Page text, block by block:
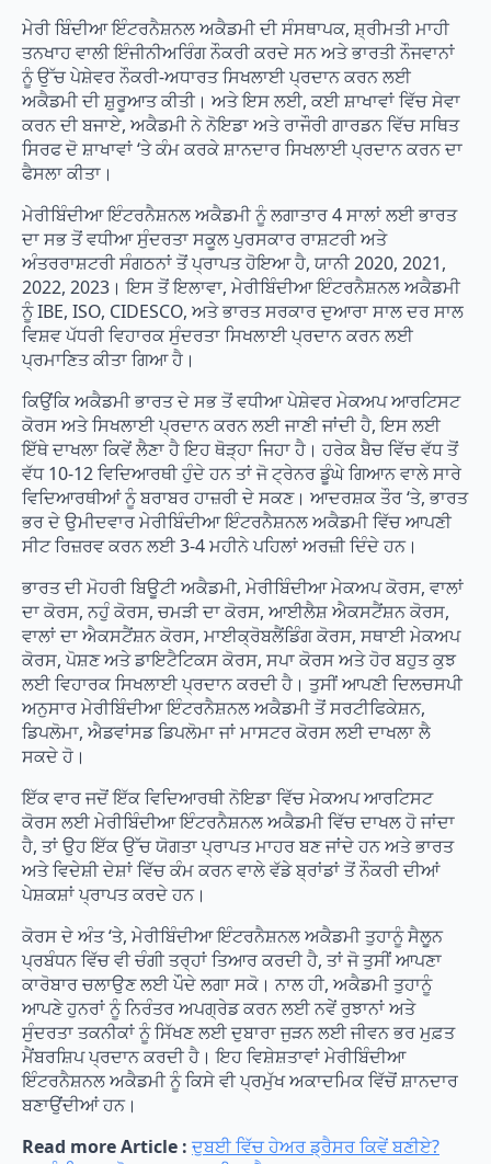
ਮੇਰੀ ਬਿੰਦੀਆ ਇੰਟਰਨੈਸ਼ਨਲ ਅਕੈਡਮੀ ਦੀ ਸੰਸਥਾਪਕ, ਸ਼੍ਰੀਮਤੀ ਮਾਹੀ
ਤਨਖਾਹ ਵਾਲੀ ਇੰਜੀਨੀਅਰਿੰਗ ਨੌਕਰੀ ਕਰਦੇ ਸਨ ਅਤੇ ਭਾਰਤੀ ਨੌਜਵਾਨਾਂ
ਨੂੰ ਉੱਚ ਪੇਸ਼ੇਵਰ ਨੌਕਰੀ-ਅਧਾਰਤ ਸਿਖਲਾਈ ਪ੍ਰਦਾਨ ਕਰਨ ਲਈ
ਅਕੈਡਮੀ ਦੀ ਸ਼ੁਰੂਆਤ ਕੀਤੀ। ਅਤੇ ਇਸ ਲਈ, ਕਈ ਸ਼ਾਖਾਵਾਂ ਵਿੱਚ ਸੇਵਾ
ਕਰਨ ਦੀ ਬਜਾਏ, ਅਕੈਡਮੀ ਨੇ ਨੋਇਡਾ ਅਤੇ ਰਾਜੌਰੀ ਗਾਰਡਨ ਵਿੱਚ ਸਥਿਤ
ਸਿਰਫ ਦੋ ਸ਼ਾਖਾਵਾਂ ‘ਤੇ ਕੰਮ ਕਰਕੇ ਸ਼ਾਨਦਾਰ ਸਿਖਲਾਈ ਪ੍ਰਦਾਨ ਕਰਨ ਦਾ
ਫੈਸਲਾ ਕੀਤਾ।
ਮੇਰੀਬਿੰਦੀਆ ਇੰਟਰਨੈਸ਼ਨਲ ਅਕੈਡਮੀ ਨੂੰ ਲਗਾਤਾਰ 4 ਸਾਲਾਂ ਲਈ ਭਾਰਤ
ਦਾ ਸਭ ਤੋਂ ਵਧੀਆ ਸੁੰਦਰਤਾ ਸਕੂਲ ਪੁਰਸਕਾਰ ਰਾਸ਼ਟਰੀ ਅਤੇ
ਅੰਤਰਰਾਸ਼ਟਰੀ ਸੰਗਠਨਾਂ ਤੋਂ ਪ੍ਰਾਪਤ ਹੋਇਆ ਹੈ, ਯਾਨੀ 2020, 2021,
2022, 2023। ਇਸ ਤੋਂ ਇਲਾਵਾ, ਮੇਰੀਬਿੰਦੀਆ ਇੰਟਰਨੈਸ਼ਨਲ ਅਕੈਡਮੀ
ਨੂੰ IBE, ISO, CIDESCO, ਅਤੇ ਭਾਰਤ ਸਰਕਾਰ ਦੁਆਰਾ ਸਾਲ ਦਰ ਸਾਲ
ਵਿਸ਼ਵ ਪੱਧਰੀ ਵਿਹਾਰਕ ਸੁੰਦਰਤਾ ਸਿਖਲਾਈ ਪ੍ਰਦਾਨ ਕਰਨ ਲਈ
ਪ੍ਰਮਾਣਿਤ ਕੀਤਾ ਗਿਆ ਹੈ।
ਕਿਉਂਕਿ ਅਕੈਡਮੀ ਭਾਰਤ ਦੇ ਸਭ ਤੋਂ ਵਧੀਆ ਪੇਸ਼ੇਵਰ ਮੇਕਅਪ ਆਰਟਿਸਟ
ਕੋਰਸ ਅਤੇ ਸਿਖਲਾਈ ਪ੍ਰਦਾਨ ਕਰਨ ਲਈ ਜਾਣੀ ਜਾਂਦੀ ਹੈ, ਇਸ ਲਈ
ਇੱਥੇ ਦਾਖਲਾ ਕਿਵੇਂ ਲੈਣਾ ਹੈ ਇਹ ਥੋੜ੍ਹਾ ਜਿਹਾ ਹੈ। ਹਰੇਕ ਬੈਚ ਵਿੱਚ ਵੱਧ ਤੋਂ
ਵੱਧ 10-12 ਵਿਦਿਆਰਥੀ ਹੁੰਦੇ ਹਨ ਤਾਂ ਜੋ ਟ੍ਰੇਨਰ ਡੂੰਘੇ ਗਿਆਨ ਵਾਲੇ ਸਾਰੇ
ਵਿਦਿਆਰਥੀਆਂ ਨੂੰ ਬਰਾਬਰ ਹਾਜ਼ਰੀ ਦੇ ਸਕਣ। ਆਦਰਸ਼ਕ ਤੌਰ ‘ਤੇ, ਭਾਰਤ
ਭਰ ਦੇ ਉਮੀਦਵਾਰ ਮੇਰੀਬਿੰਦੀਆ ਇੰਟਰਨੈਸ਼ਨਲ ਅਕੈਡਮੀ ਵਿੱਚ ਆਪਣੀ
ਸੀਟ ਰਿਜ਼ਰਵ ਕਰਨ ਲਈ 3-4 ਮਹੀਨੇ ਪਹਿਲਾਂ ਅਰਜ਼ੀ ਦਿੰਦੇ ਹਨ।
ਭਾਰਤ ਦੀ ਮੋਹਰੀ ਬਿਊਟੀ ਅਕੈਡਮੀ, ਮੇਰੀਬਿੰਦੀਆ ਮੇਕਅਪ ਕੋਰਸ, ਵਾਲਾਂ
ਦਾ ਕੋਰਸ, ਨਹੁੰ ਕੋਰਸ, ਚਮੜੀ ਦਾ ਕੋਰਸ, ਆਈਲੈਸ਼ ਐਕਸਟੈਂਸ਼ਨ ਕੋਰਸ,
ਵਾਲਾਂ ਦਾ ਐਕਸਟੈਂਸ਼ਨ ਕੋਰਸ, ਮਾਈਕ੍ਰੋਬਲੈਂਡਿੰਗ ਕੋਰਸ, ਸਥਾਈ ਮੇਕਅਪ
ਕੋਰਸ, ਪੋਸ਼ਣ ਅਤੇ ਡਾਇਟੈਟਿਕਸ ਕੋਰਸ, ਸਪਾ ਕੋਰਸ ਅਤੇ ਹੋਰ ਬਹੁਤ ਕੁਝ
ਲਈ ਵਿਹਾਰਕ ਸਿਖਲਾਈ ਪ੍ਰਦਾਨ ਕਰਦੀ ਹੈ। ਤੁਸੀਂ ਆਪਣੀ ਦਿਲਚਸਪੀ
ਅਨੁਸਾਰ ਮੇਰੀਬਿੰਦੀਆ ਇੰਟਰਨੈਸ਼ਨਲ ਅਕੈਡਮੀ ਤੋਂ ਸਰਟੀਫਿਕੇਸ਼ਨ,
ਡਿਪਲੋਮਾ, ਐਡਵਾਂਸਡ ਡਿਪਲੋਮਾ ਜਾਂ ਮਾਸਟਰ ਕੋਰਸ ਲਈ ਦਾਖਲਾ ਲੈ
ਸਕਦੇ ਹੋ।
ਇੱਕ ਵਾਰ ਜਦੋਂ ਇੱਕ ਵਿਦਿਆਰਥੀ ਨੋਇਡਾ ਵਿੱਚ ਮੇਕਅਪ ਆਰਟਿਸਟ
ਕੋਰਸ ਲਈ ਮੇਰੀਬਿੰਦੀਆ ਇੰਟਰਨੈਸ਼ਨਲ ਅਕੈਡਮੀ ਵਿੱਚ ਦਾਖਲ ਹੋ ਜਾਂਦਾ
ਹੈ, ਤਾਂ ਉਹ ਇੱਕ ਉੱਚ ਯੋਗਤਾ ਪ੍ਰਾਪਤ ਮਾਹਰ ਬਣ ਜਾਂਦੇ ਹਨ ਅਤੇ ਭਾਰਤ
ਅਤੇ ਵਿਦੇਸ਼ੀ ਦੇਸ਼ਾਂ ਵਿੱਚ ਕੰਮ ਕਰਨ ਵਾਲੇ ਵੱਡੇ ਬ੍ਰਾਂਡਾਂ ਤੋਂ ਨੌਕਰੀ ਦੀਆਂ
ਪੇਸ਼ਕਸ਼ਾਂ ਪ੍ਰਾਪਤ ਕਰਦੇ ਹਨ।
ਕੋਰਸ ਦੇ ਅੰਤ ‘ਤੇ, ਮੇਰੀਬਿੰਦੀਆ ਇੰਟਰਨੈਸ਼ਨਲ ਅਕੈਡਮੀ ਤੁਹਾਨੂੰ ਸੈਲੂਨ
ਪ੍ਰਬੰਧਨ ਵਿੱਚ ਵੀ ਚੰਗੀ ਤਰ੍ਹਾਂ ਤਿਆਰ ਕਰਦੀ ਹੈ, ਤਾਂ ਜੋ ਤੁਸੀਂ ਆਪਣਾ
ਕਾਰੋਬਾਰ ਚਲਾਉਣ ਲਈ ਪੌਦੇ ਲਗਾ ਸਕੋ। ਨਾਲ ਹੀ, ਅਕੈਡਮੀ ਤੁਹਾਨੂੰ
ਆਪਣੇ ਹੁਨਰਾਂ ਨੂੰ ਨਿਰੰਤਰ ਅਪਗ੍ਰੇਡ ਕਰਨ ਲਈ ਨਵੇਂ ਰੁਝਾਨਾਂ ਅਤੇ
ਸੁੰਦਰਤਾ ਤਕਨੀਕਾਂ ਨੂੰ ਸਿੱਖਣ ਲਈ ਦੁਬਾਰਾ ਜੁੜਨ ਲਈ ਜੀਵਨ ਭਰ ਮੁਫ਼ਤ
ਮੈਂਬਰਸ਼ਿਪ ਪ੍ਰਦਾਨ ਕਰਦੀ ਹੈ। ਇਹ ਵਿਸ਼ੇਸ਼ਤਾਵਾਂ ਮੇਰੀਬਿੰਦੀਆ
ਇੰਟਰਨੈਸ਼ਨਲ ਅਕੈਡਮੀ ਨੂੰ ਕਿਸੇ ਵੀ ਪ੍ਰਮੁੱਖ ਅਕਾਦਮਿਕ ਵਿੱਚੋਂ ਸ਼ਾਨਦਾਰ
ਬਣਾਉਂਦੀਆਂ ਹਨ।
Read more Article : ਦੁਬਈ ਵਿੱਚ ਹੇਅਰ ਡ੍ਰੈਸਰ ਕਿਵੇਂ ਬਣੀਏ?